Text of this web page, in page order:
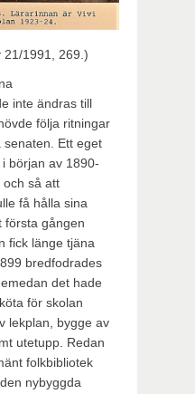
21/1991, 269.)
inte ändras till
följa ritningar
senaten. Ett eget
början av 1890-
och så att
få hålla sina
första gången
fick länge tjäna
bredfodrades
det hade
för skolan
lekplan, bygge av
utetupp. Redan
folkbibliotek
nybyggda